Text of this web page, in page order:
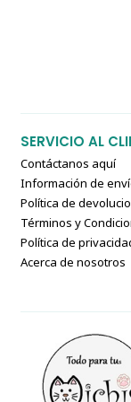
SERVICIO AL
Contáctanos aquí
Información de
Política de
Términos y
Política de
Acerca de nosotros